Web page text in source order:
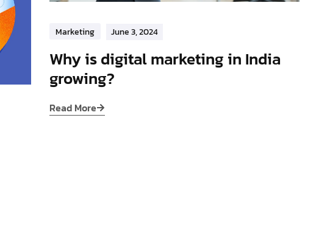
Marketing June 3, 2024
Why is digital marketing in India
growing?
Read More